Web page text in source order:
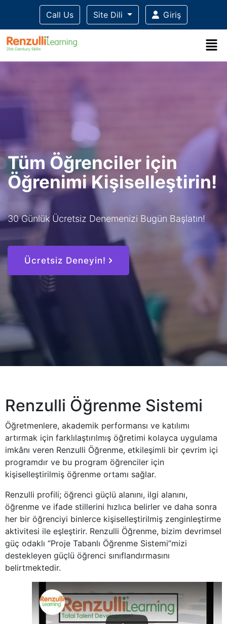
Call Us Site Dili Giriş
Tüm Öğrenciler için
Öğrenimi Kişiselleştirin!
30 Günlük Ücretsiz Denemenizi Bugün Başlatın!
Ücretsiz Deneyin!
Renzulli Öğrenme Sistemi
Öğretmenlere, akademik performansı ve katılımı
artırmak için farklılaştırılmış öğretimi kolayca uygulama
imkânı veren Renzulli Öğrenme, etkileşimli bir çevrim içi
programdır ve bu program öğrenciler için
kişiselleştirilmiş öğrenme ortamı sağlar.
Renzulli profili; öğrenci güçlü alanını, ilgi alanını,
öğrenme ve ifade stillerini hızlıca belirler ve daha sonra
her bir öğrenciyi binlerce kişiselleştirilmiş zenginleştirme
aktivitesi ile eşleştirir. Renzulli Öğrenme, bizim devrimsel
güç odaklı “Proje Tabanlı Öğrenme Sistemi”mizi
destekleyen güçlü öğrenci sınıflandırmasını
belirtmektedir.